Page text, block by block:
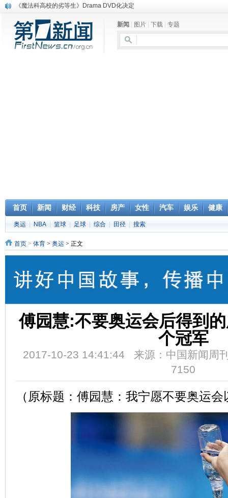
电信运营商“血战”校园
保健品也能吃出一身病? 康宝莱员工自揭多项家丑
煤价"跳水"电企利润"蹦高" 电煤联动亟待完善
苹果公司自建太阳能电厂为数据中心供电
新闻 图片 下载 专题
首页 新闻 财经 科技 房产 女性 汽车 娱乐 健康
奥运 NBA 篮球 足球 综合 田径 搜索
首页 > 体育 > 奥运 > 正文
傅园慧:不要奥运会后得到
个冠军
2017-10-23 14:41:44 来源：中国新闻周
7150
（原标题：傅园慧：我宁愿不要奥运